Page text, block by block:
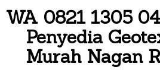
WA 0821 1305
Penyedia
Murah Nagan